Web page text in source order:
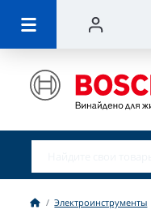
Электроинструменты